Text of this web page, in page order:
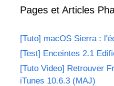
Pages et Articles
[Tuto] macOS Sierra :
[Test] Enceintes 2.1
[Tuto Video] Retrouver
iTunes 10.6.3 (MAJ)